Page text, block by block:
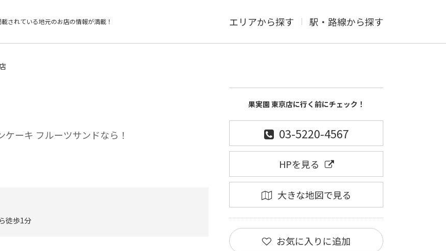
されている地元のお店の情報が満載！ エリアから探す 駅・路線から探す
ーキ フルーツサンドなら！
徒歩1分
果実園 東京店に行く前にチェック！
03-5220-4567
HPを見る
大きな地図で見る
お気に入りに追加